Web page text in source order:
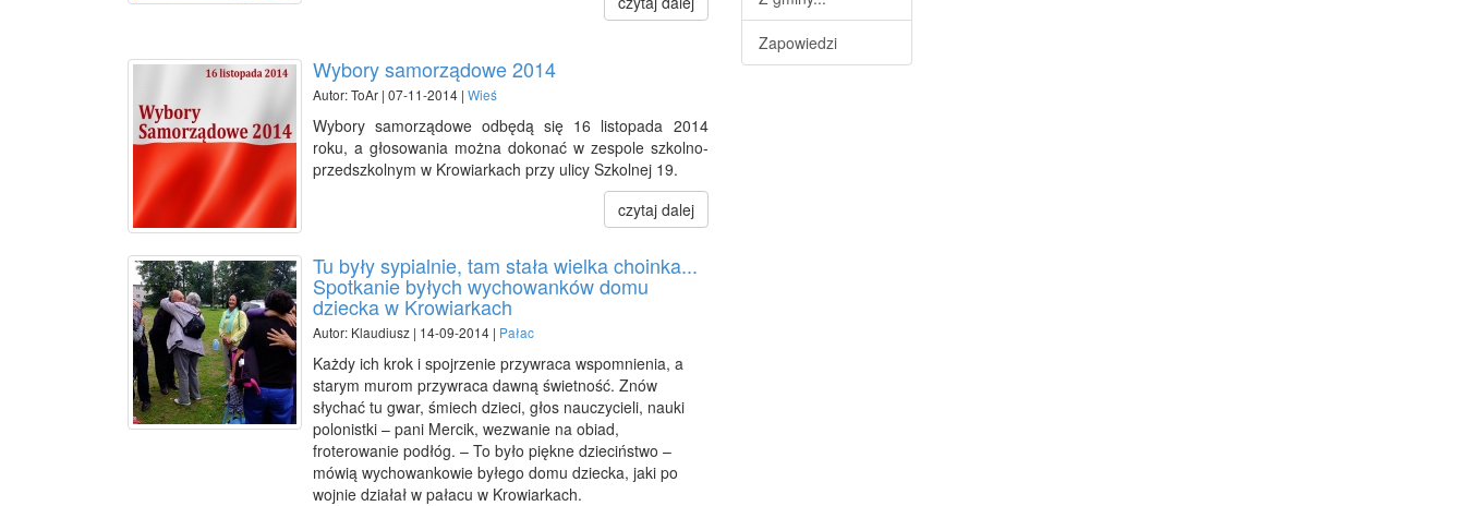
Wybory samorządowe 2014
Autor: ToAr | 07-11-2014 | Wieś
Wybory samorządowe odbędą się 16 listopada 2014
roku, a głosowania można dokonać w zespole szkolno-
przedszkolnym w Krowiarkach przy ulicy Szkolnej 19.
czytaj dalej
Tu były sypialnie, tam stała wielka choinka...
Spotkanie byłych wychowanków domu
dziecka w Krowiarkach
Autor: Klaudiusz | 14-09-2014 | Pałac
Każdy ich krok i spojrzenie przywraca wspomnienia, a
starym murom przywraca dawną świetność. Znów
słychać tu gwar, śmiech dzieci, głos nauczycieli, nauki
polonistki – pani Mercik, wezwanie na obiad,
froterowanie podłóg. – To było piękne dzieciństwo –
mówią wychowankowie byłego domu dziecka, jaki po
wojnie działał w pałacu w Krowiarkach.
Zapowiedzi